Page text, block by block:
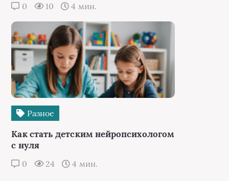
0 10 4 мин.
Разное
Как стать детским нейропсихологом
с нуля
0 24 4 мин.